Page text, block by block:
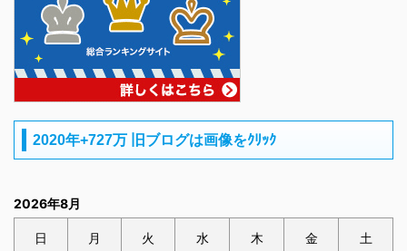
2020年+727万 旧ブログは画像をｸﾘｯｸ
2026年8月
日 月 火 水 木 金 土